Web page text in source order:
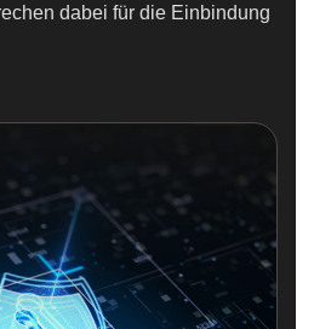
dabei für die Einbindung